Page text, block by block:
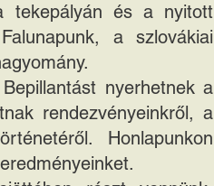
tekepályán és a nyitott
a szlovákiai
nyerhetnek a
rendezvényeinkről, a
Honlapunkon